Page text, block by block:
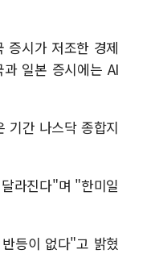
증시가 저조한 경제
일본 증시에는 AI
기간 나스닥 종합지
라진다"며 "한미일
등이 없다"고 밝혔